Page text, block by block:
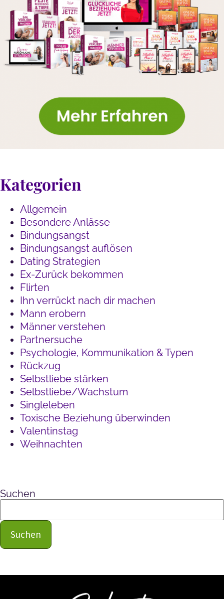
Kategorien
Allgemein
Besondere Anlässe
Bindungsangst
Bindungsangst auflösen
Dating Strategien
Ex-Zurück bekommen
Flirten
Ihn verrückt nach dir machen
Mann erobern
Männer verstehen
Partnersuche
Psychologie, Kommunikation & Typen
Rückzug
Selbstliebe stärken
Selbstliebe/Wachstum
Singleleben
Toxische Beziehung überwinden
Valentinstag
Weihnachten
Suchen
Suchen